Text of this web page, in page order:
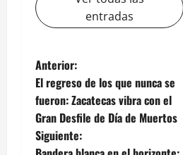
entradas
N
a
v
Anterior:
El regreso de los que nunca se
fueron: Zacatecas vibra con el
Gran Desfile de Día de Muertos
Siguiente: